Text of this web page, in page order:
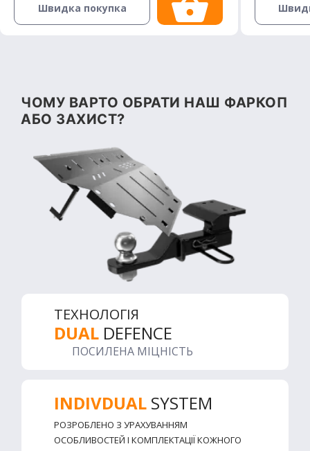
Швидка покупка
ЧОМУ ВАРТО ОБРАТИ НАШ ФАРКОП
АБО ЗАХИСТ?
ТЕХНОЛОГІЯ
DUAL DEFENCE
ПОСИЛЕНА МІЦНІСТЬ
INDIVDUAL SYSTEM
РОЗРОБЛЕНО З УРАХУВАННЯМ
ОСОБЛИВОСТЕЙ І КОМПЛЕКТАЦІЇ КОЖНОГО